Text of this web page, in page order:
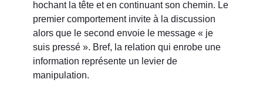
hochant la tête et en continuant son chemin. Le
premier comportement invite à la discussion
alors que le second envoie le message « je
suis pressé ». Bref, la relation qui enrobe une
information représente un levier de
manipulation.